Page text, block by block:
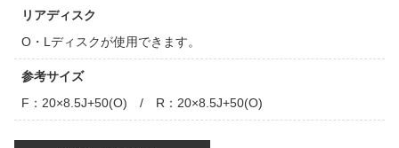
リアディスク
O・Lディスクが使用できます。
参考サイズ
F：20×8.5J+50(O) / R：20×8.5J+50(O)